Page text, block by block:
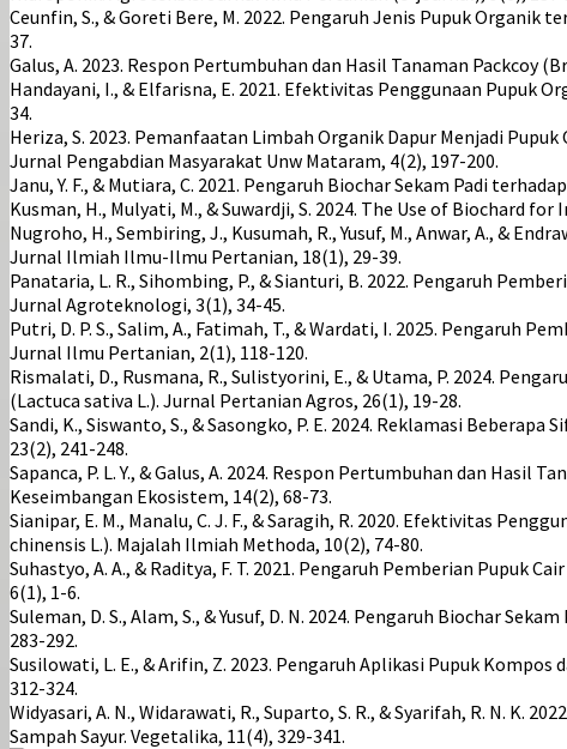
Ceunfin, S., & Goreti Bere, M. 2022. Pengaruh Jenis Pupuk Organik
37.
Galus, A. 2023. Respon Pertumbuhan dan Hasil Tanaman Packcoy
Handayani, I., & Elfarisna, E. 2021. Efektivitas Penggunaan Pupuk
34.
Heriza, S. 2023. Pemanfaatan Limbah Organik Dapur Menjadi
Jurnal Pengabdian Masyarakat Unw Mataram, 4(2), 197-200.
Janu, Y. F., & Mutiara, C. 2021. Pengaruh Biochar Sekam Padi
Kusman, H., Mulyati, M., & Suwardji, S. 2024. The Use of Biochard
Nugroho, H., Sembiring, J., Kusumah, R., Yusuf, M., Anwar, A., &
Jurnal Ilmiah Ilmu-Ilmu Pertanian, 18(1), 29-39.
Panataria, L. R., Sihombing, P., & Sianturi, B. 2022. Pengaruh
Jurnal Agroteknologi, 3(1), 34-45.
Putri, D. P. S., Salim, A., Fatimah, T., & Wardati, I. 2025. Pengaruh
Jurnal Ilmu Pertanian, 2(1), 118-120.
Rismalati, D., Rusmana, R., Sulistyorini, E., & Utama, P. 2024.
(Lactuca sativa L.). Jurnal Pertanian Agros, 26(1), 19-28.
Sandi, K., Siswanto, S., & Sasongko, P. E. 2024. Reklamasi
23(2), 241-248.
Sapanca, P. L. Y., & Galus, A. 2024. Respon Pertumbuhan dan Hasil
Keseimbangan Ekosistem, 14(2), 68-73.
Sianipar, E. M., Manalu, C. J. F., & Saragih, R. 2020. Efektivitas
chinensis L.). Majalah Ilmiah Methoda, 10(2), 74-80.
Suhastyo, A. A., & Raditya, F. T. 2021. Pengaruh Pemberian Pupuk
6(1), 1-6.
Suleman, D. S., Alam, S., & Yusuf, D. N. 2024. Pengaruh Biochar
283-292.
Susilowati, L. E., & Arifin, Z. 2023. Pengaruh Aplikasi Pupuk
312-324.
Widyasari, A. N., Widarawati, R., Suparto, S. R., & Syarifah, R. N. K.
Sampah Sayur. Vegetalika, 11(4), 329-341.